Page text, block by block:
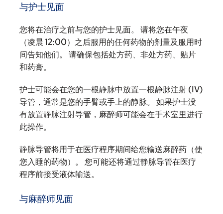
与护士见面
您将在治疗之前与您的护士见面。 请将您在午夜
（凌晨 12:00）之后服用的任何药物的剂量及服用时
间告知他们。 请确保包括处方药、非处方药、贴片
和药膏。
护士可能会在您的一根静脉中放置一根静脉注射 (IV)
导管，通常是您的手臂或手上的静脉。 如果护士没
有放置静脉注射导管，麻醉师可能会在手术室里进行
此操作。
静脉导管将用于在医疗程序期间给您输送麻醉药（使
您入睡的药物）。 您可能还将通过静脉导管在医疗
程序前接受液体输送。
与麻醉师见面